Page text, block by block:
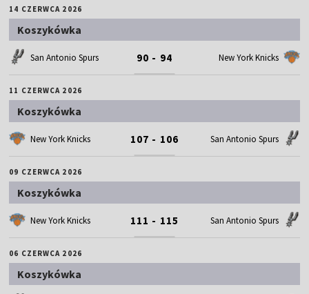
14 CZERWCA 2026
Koszykówka
San Antonio Spurs 90 - 94 New York Knicks
11 CZERWCA 2026
Koszykówka
New York Knicks 107 - 106 San Antonio Spurs
09 CZERWCA 2026
Koszykówka
New York Knicks 111 - 115 San Antonio Spurs
06 CZERWCA 2026
Koszykówka